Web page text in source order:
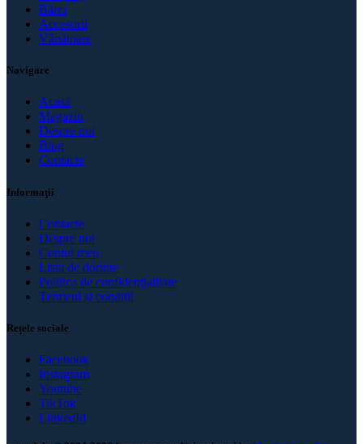
Bărci
Accesorii
Vânătoare
Navigare
Acasă
Magazin
Despre noi
Blog
Contacte
Informaţii
Contacte
Despre noi
Contul meu
Lista de dorințe
Politica de confidenţialitate
Termeni și condiții
Rețele sociale
Facebook
Instagram
Youtube
TikTok
LinkedId